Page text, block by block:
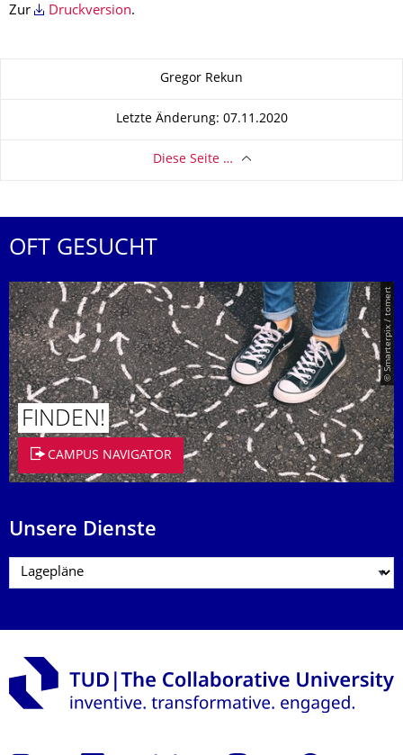
Zur Druckversion.
Gregor Rekun
Letzte Änderung: 07.11.2020
Diese Seite …
OFT GESUCHT
© Smarterpix / tomert
FINDEN!
CAMPUS NAVIGATOR
Unsere Dienste